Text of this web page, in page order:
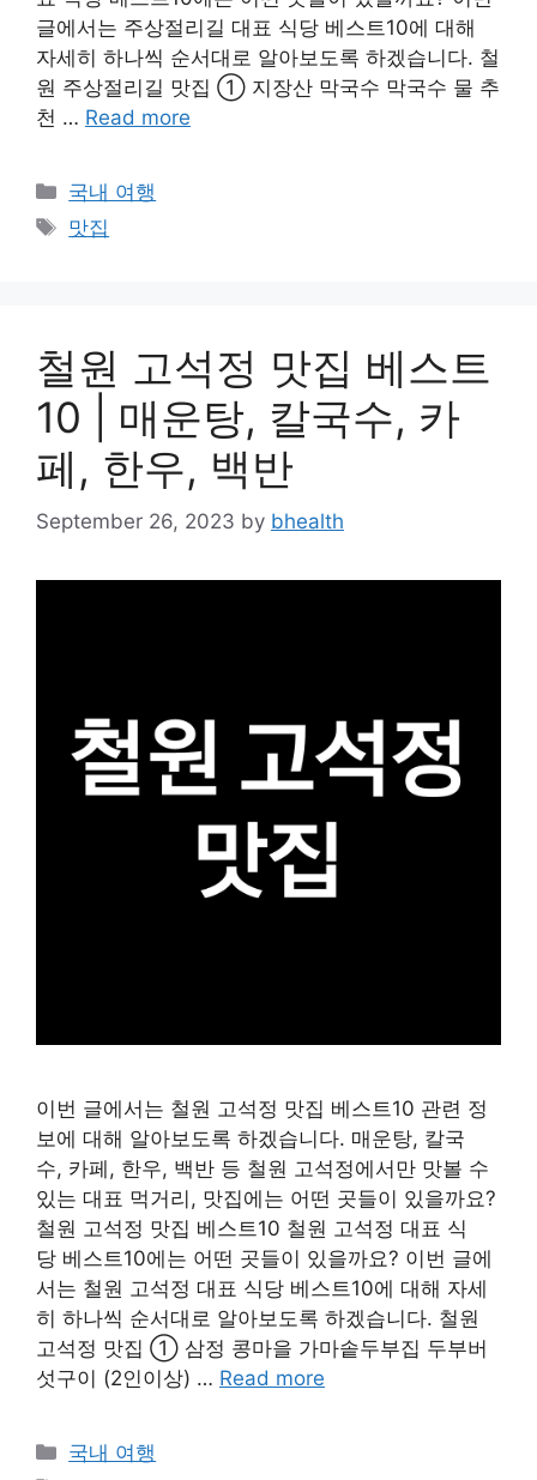
글에서는 주상절리길 대표 식당 베스트10에 대해
자세히 하나씩 순서대로 알아보도록 하겠습니다. 철
원 주상절리길 맛집 ① 지장산 막국수 막국수 물 추
천 … Read more
Categories
국내 여행
Tags
맛집
철원 고석정 맛집 베스트
10 | 매운탕, 칼국수, 카
페, 한우, 백반
September 26, 2023 by bhealth
이번 글에서는 철원 고석정 맛집 베스트10 관련 정
보에 대해 알아보도록 하겠습니다. 매운탕, 칼국
수, 카페, 한우, 백반 등 철원 고석정에서만 맛볼 수
있는 대표 먹거리, 맛집에는 어떤 곳들이 있을까요?
철원 고석정 맛집 베스트10 철원 고석정 대표 식
당 베스트10에는 어떤 곳들이 있을까요? 이번 글에
서는 철원 고석정 대표 식당 베스트10에 대해 자세
히 하나씩 순서대로 알아보도록 하겠습니다. 철원
고석정 맛집 ① 삼정 콩마을 가마솥두부집 두부버
섯구이 (2인이상) … Read more
Categories
국내 여행